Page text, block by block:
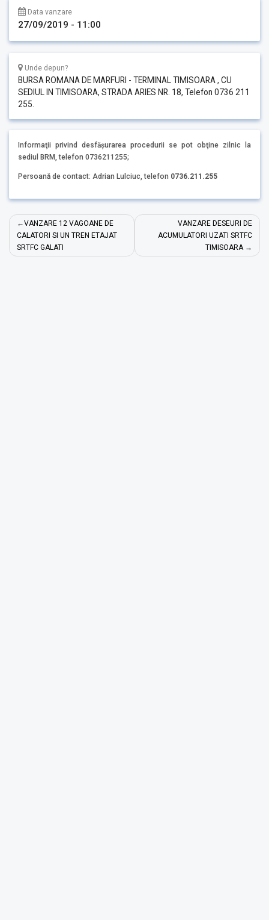
Data vanzare
27/09/2019 - 11:00
Unde depun?
BURSA ROMANA DE MARFURI - TERMINAL TIMISOARA , CU
SEDIUL IN TIMISOARA, STRADA ARIES NR. 18, Telefon 0736 211
255.
Informaţii privind desfăşurarea procedurii se pot obţine zilnic la
sediul BRM, telefon 0736211255;
Persoană de contact: Adrian Lulciuc, telefon 0736.211.255
Navigare
în
articole
VANZARE 12 VAGOANE DE
CALATORI SI UN TREN ETAJAT
SRTFC GALATI
VANZARE DESEURI DE
ACUMULATORI UZATI SRTFC
TIMISOARA